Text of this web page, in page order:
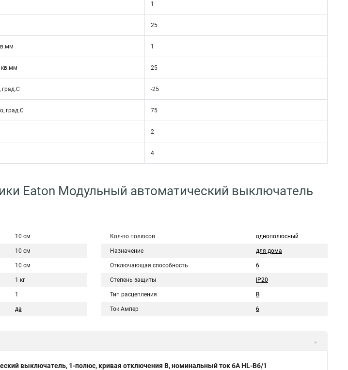
1
25
1
кв.мм 25
-25
град.C 75
2
4
Eaton Модульный автоматический выключатель
10 см
10 см
10 см
1 кг
1
да
Кол-во полюсов однополюсный
Назначение для дома
Отключающая способность 6
Степень защиты IP20
Тип расцепления B
Ток Ампер 6
выключатель, 1-полюс, кривая отключения B, номинальный ток 6А HL-B6/1